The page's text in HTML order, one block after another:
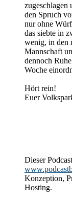
zugeschlagen
den Spruch
nur ohne
das siebte in
wenig, in den
Mannschaft
dennoch
Woche
Hört rein!
Euer
Dieser
Konzeption,
Hosting.